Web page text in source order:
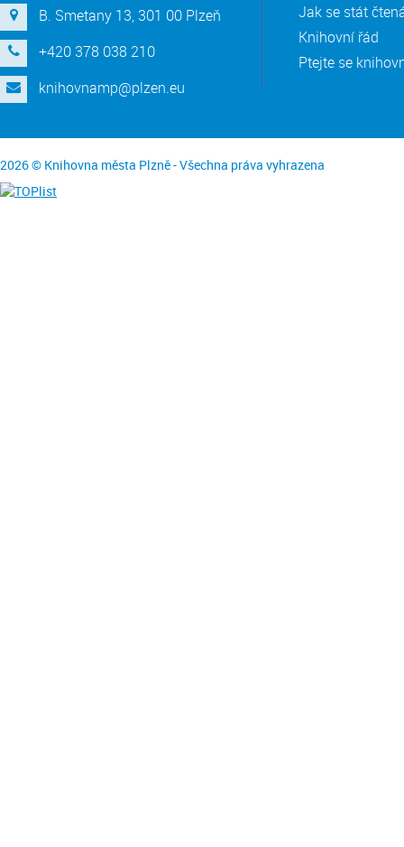
B. Smetany 13, 301 00 Plzeň
+420 378 038 210
knihovnamp@plzen.eu
Jak se stát
Knihovní řád
Ptejte se
2026 © Knihovna města Plzně - Všechna práva vyhrazena